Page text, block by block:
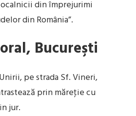
din împrejurimi
din România”.
Bucureşti
pe strada Sf. Vineri,
prin măreţie cu
jur.